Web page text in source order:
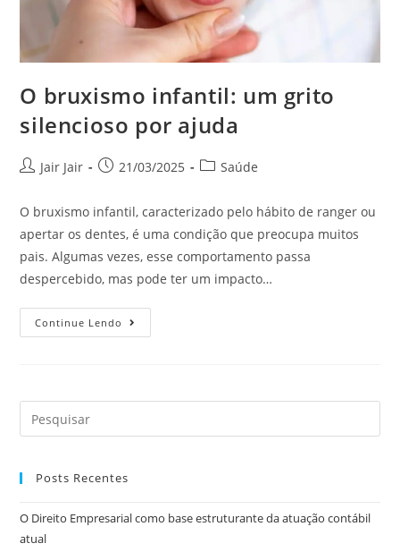
O bruxismo infantil: um grito
silencioso por ajuda
Jair Jair 21/03/2025 Saúde
O bruxismo infantil, caracterizado pelo hábito de ranger ou
apertar os dentes, é uma condição que preocupa muitos
pais. Algumas vezes, esse comportamento passa
despercebido, mas pode ter um impacto…
Continue Lendo
Posts Recentes
O Direito Empresarial como base estruturante da atuação contábil
atual